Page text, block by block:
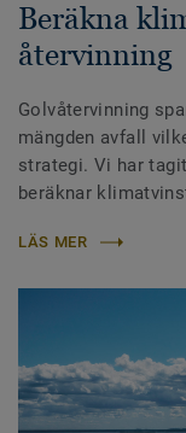
Beräkna
återvinning
Golvåtervinning
mängden avfall
strategi. Vi har
beräknar
LÄS MER